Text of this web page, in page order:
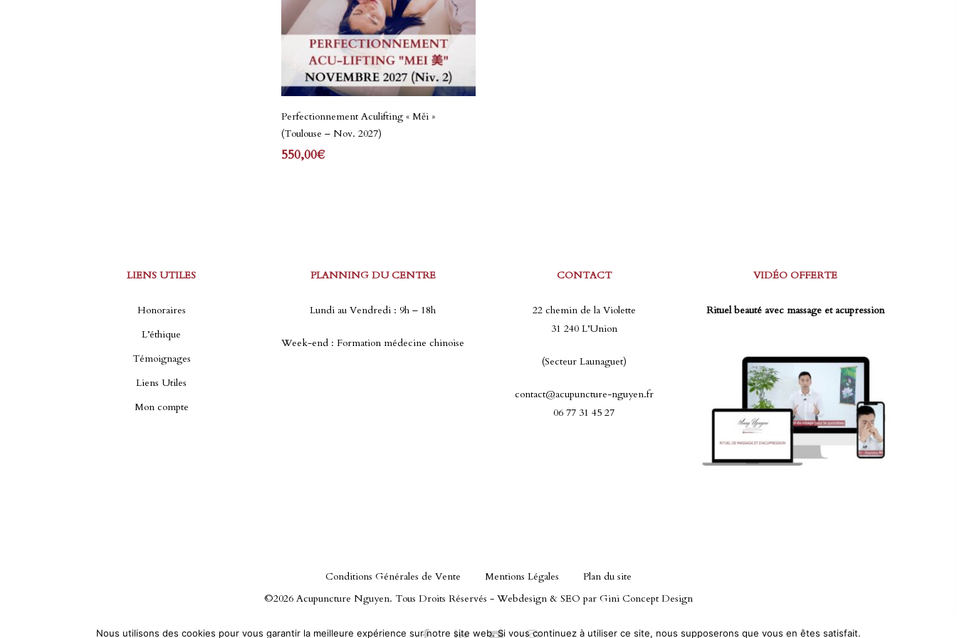
produit
Lire La Suite
Perfectionnement Aculifting « Měi »
(Toulouse – Nov. 2027)
550,00€
LIENS UTILES
Honoraires
L’éthique
Témoignages
Liens Utiles
Mon compte
PLANNING DU CENTRE
Lundi au Vendredi : 9h – 18h
Week-end : Formation médecine chinoise
CONTACT
22 chemin de la Violette
31 240 L’Union
(Secteur Launaguet)
contact@acupuncture-nguyen.fr
06 77 31 45 27
VIDÉO OFFERTE
Rituel beauté avec massage et acupression
Conditions Générales de Vente Mentions Légales
Plan du site
©2026 Acupuncture Nguyen. Tous Droits Réservés - Webdesign & SEO par Gini Concept Design
facebooklinkedinyoutube instagram
Nous utilisons des cookies pour vous garantir la meilleure expérience sur notre site web. Si vous continuez à utiliser ce site, nous supposerons que vous en êtes satisfait.